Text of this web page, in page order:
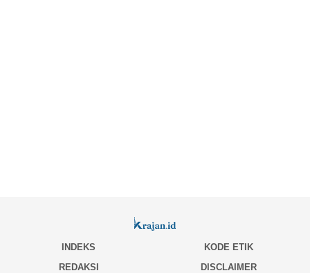
INDEKS
KODE ETIK
REDAKSI
DISCLAIMER